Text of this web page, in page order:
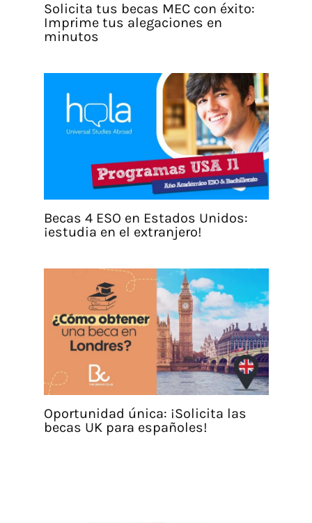
Solicita tus becas MEC con éxito:
Imprime tus alegaciones en
minutos
Becas 4 ESO en Estados Unidos:
¡estudia en el extranjero!
Oportunidad única: ¡Solicita las
becas UK para españoles!